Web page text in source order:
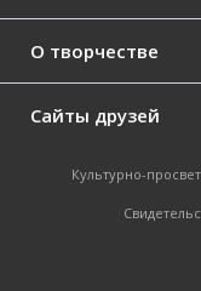
О творчестве
Сайты друзей
Культурно-